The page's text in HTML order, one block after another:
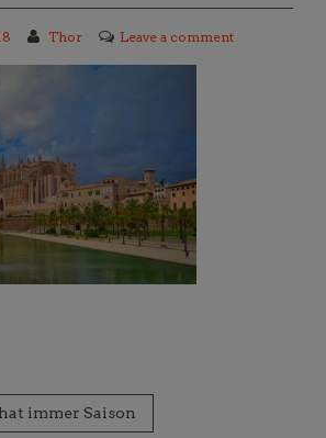
Thor Leave a comment
immer Saison